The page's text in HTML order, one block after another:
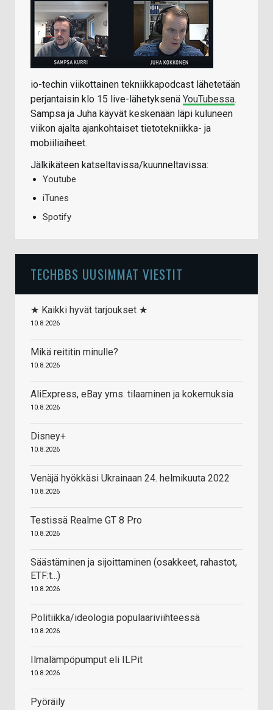
io-techin viikottainen tekniikkapodcast lähetetään
perjantaisin klo 15 live-lähetyksenä YouTubessa.
Sampsa ja Juha käyvät keskenään läpi kuluneen
viikon ajalta ajankohtaiset tietotekniikka- ja
mobiiliaiheet.
Jälkikäteen katseltavissa/kuunneltavissa:
Youtube
iTunes
Spotify
TECHBBS UUSIMMAT VIESTIT
★ Kaikki hyvät tarjoukset ★
10.8.2026
Mikä reititin minulle?
10.8.2026
AliExpress, eBay yms. tilaaminen ja kokemuksia
10.8.2026
Disney+
10.8.2026
Venäjä hyökkäsi Ukrainaan 24. helmikuuta 2022
10.8.2026
Testissä Realme GT 8 Pro
10.8.2026
Säästäminen ja sijoittaminen (osakkeet, rahastot,
ETF:t...)
10.8.2026
Politiikka/ideologia populaariviihteessä
10.8.2026
Ilmalämpöpumput eli ILPit
10.8.2026
Pyöräily